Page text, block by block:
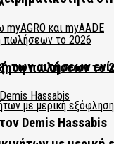
των αιτήσεων
πωλήσεων το
Demis Hassabis